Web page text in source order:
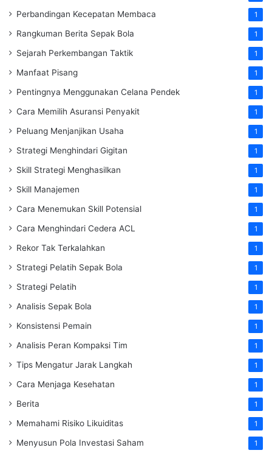
Perbandingan Kecepatan Membaca 1
Rangkuman Berita Sepak Bola 1
Sejarah Perkembangan Taktik 1
Manfaat Pisang 1
Pentingnya Menggunakan Celana Pendek 1
Cara Memilih Asuransi Penyakit 1
Peluang Menjanjikan Usaha 1
Strategi Menghindari Gigitan 1
Skill Strategi Menghasilkan 1
Skill Manajemen 1
Cara Menemukan Skill Potensial 1
Cara Menghindari Cedera ACL 1
Rekor Tak Terkalahkan 1
Strategi Pelatih Sepak Bola 1
Strategi Pelatih 1
Analisis Sepak Bola 1
Konsistensi Pemain 1
Analisis Peran Kompaksi Tim 1
Tips Mengatur Jarak Langkah 1
Cara Menjaga Kesehatan 1
Berita 1
Memahami Risiko Likuiditas 1
Menyusun Pola Investasi Saham 1